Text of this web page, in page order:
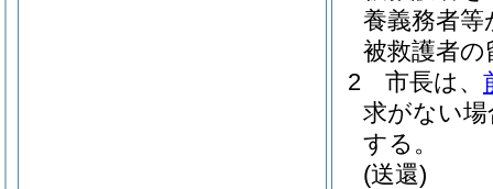
養義務者
被救護者
2
市長は、
求がない
する。
(送還)